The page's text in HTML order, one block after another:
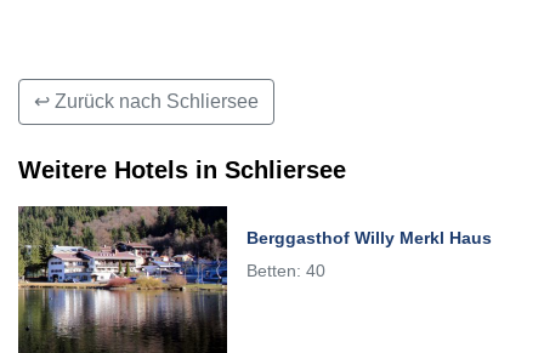
↩ Zurück nach Schliersee
Weitere Hotels in Schliersee
Berggasthof Willy Merkl Haus
Betten: 40